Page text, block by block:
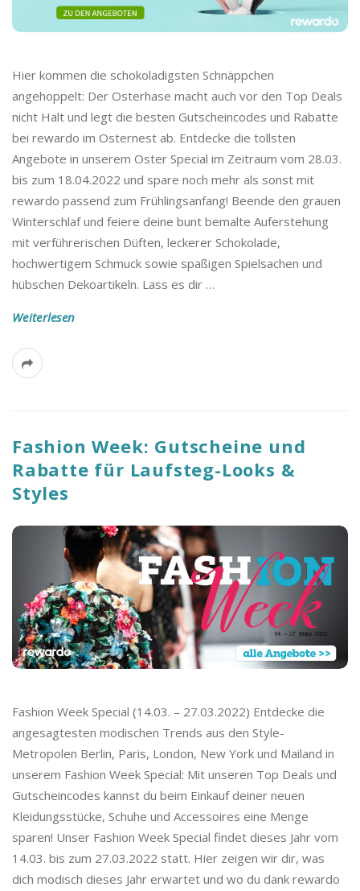
Hier kommen die schokoladigsten Schnäppchen
angehoppelt: Der Osterhase macht auch vor den Top Deals
nicht Halt und legt die besten Gutscheincodes und Rabatte
bei rewardo im Osternest ab. Entdecke die tollsten
Angebote in unserem Oster Special im Zeitraum vom 28.03.
bis zum 18.04.2022 und spare noch mehr als sonst mit
rewardo passend zum Frühlingsanfang! Beende den grauen
Winterschlaf und feiere deine bunt bemalte Auferstehung
mit verführerischen Düften, leckerer Schokolade,
hochwertigem Schmuck sowie spaßigen Spielsachen und
hübschen Dekoartikeln. Lass es dir …
Weiterlesen
Fashion Week: Gutscheine und
Rabatte für Laufsteg-Looks &
Styles
Fashion Week Special (14.03. – 27.03.2022) Entdecke die
angesagtesten modischen Trends aus den Style-
Metropolen Berlin, Paris, London, New York und Mailand in
unserem Fashion Week Special: Mit unseren Top Deals und
Gutscheincodes kannst du beim Einkauf deiner neuen
Kleidungsstücke, Schuhe und Accessoires eine Menge
sparen! Unser Fashion Week Special findet dieses Jahr vom
14.03. bis zum 27.03.2022 statt. Hier zeigen wir dir, was
dich modisch dieses Jahr erwartet und wo du dank rewardo